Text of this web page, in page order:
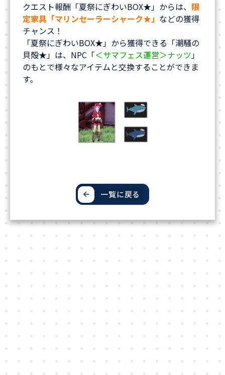
クエスト報酬「夏祭にぎわいBOX★」からは、 限
定家具「マリンセーラーシャーク★」 などの獲得
チャンス！
「夏祭にぎわいBOX★」から獲得できる「潮騒の
貝殻★」は、NPC「＜サマフェス運営＞ナッツ」
のもとで様々なアイテムと交換することができま
す。
一覧に戻る